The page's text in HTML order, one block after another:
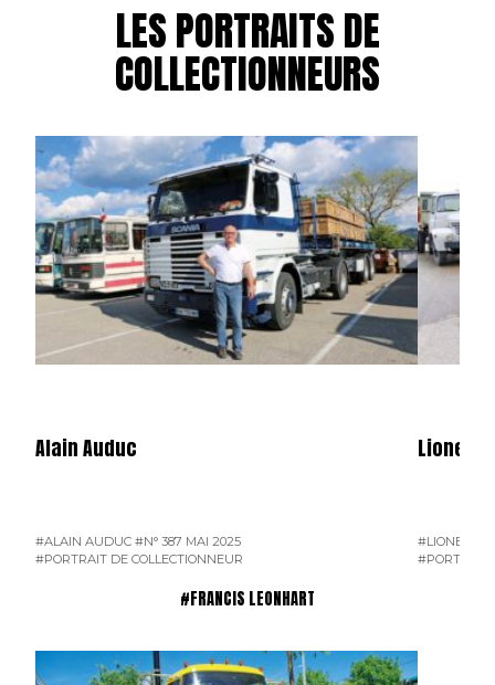
LES PORTRAITS DE
COLLECTIONNEURS
Alain Auduc
#ALAIN AUDUC #N° 387 MAI 2025
#PORTRAIT DE COLLECTIONNEUR
Lionel
#LIONEL
#PORTRAIT
#FRANCIS LEONHART